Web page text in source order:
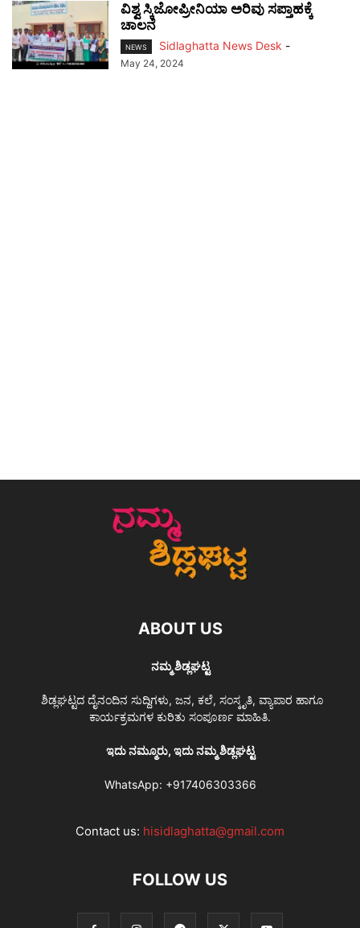
ವಿಶ್ವ ಸ್ಕಿಜೋಪ್ರೀನಿಯಾ ಅರಿವು ಸಪ್ತಾಹಕ್ಕೆ
ಚಾಲನೆ
NEWS Sidlaghatta News Desk -
May 24, 2024
ABOUT US
ನಮ್ಮ ಶಿಡ್ಲಘಟ್ಟ
ಶಿಡ್ಲಘಟ್ಟದ ದೈನಂದಿನ ಸುದ್ದಿಗಳು, ಜನ, ಕಲೆ, ಸಂಸ್ಕೃತಿ, ವ್ಯಾಪಾರ ಹಾಗೂ
ಕಾರ್ಯಕ್ರಮಗಳ ಕುರಿತು ಸಂಪೂರ್ಣ ಮಾಹಿತಿ.
ಇದು ನಮ್ಮೂರು, ಇದು ನಮ್ಮ ಶಿಡ್ಲಘಟ್ಟ
WhatsApp: +917406303366
Contact us: hisidlaghatta@gmail.com
FOLLOW US